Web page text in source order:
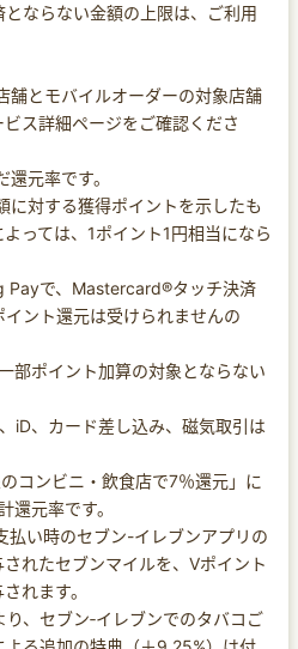
ならない金額の上限は、ご利用
舗とモバイルオーダーの対象店舗
ス詳細ページをご確認くださ
元率です。
に対する獲得ポイントを示したも
っては、1ポイント1円相当になら
で、Mastercard®タッチ決済
ント還元は受けられませんの
部ポイント加算の対象とならない
iD、カード差し込み、磁気取引は
コンビニ・飲食店で7％還元」に
還元率です。
払い時のセブン-イレブンアプリの
れたセブンマイルを、Vポイント
れます。
、セブン‐イレブンでのタバコご